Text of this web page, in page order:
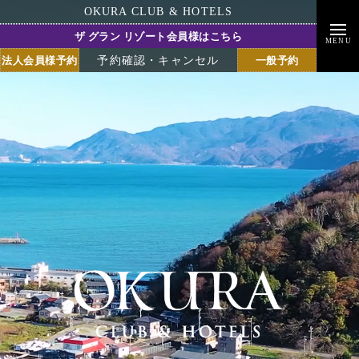
OKURA CLUB & HOTELS
ザ グラン リゾート会員様はこちら
法人会員様予約
予約確認・キャンセル 一般予約
MENU